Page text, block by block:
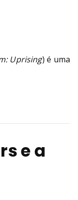
Uprising) é uma
e a